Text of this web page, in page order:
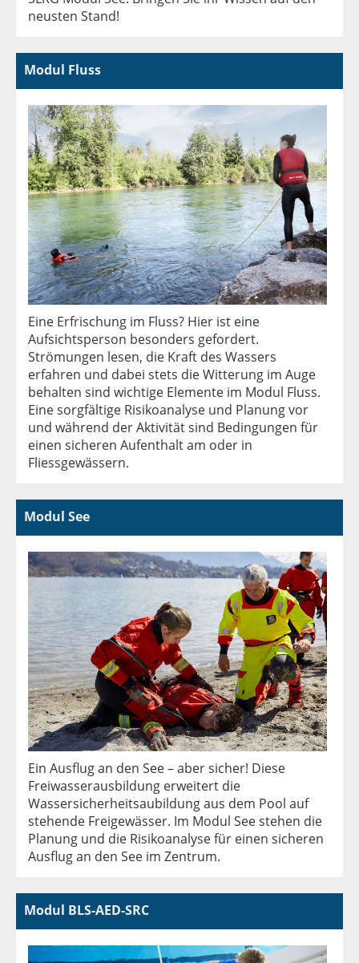
neusten Stand!
Modul Fluss
Eine Erfrischung im Fluss? Hier ist eine
Aufsichtsperson besonders gefordert.
Strömungen lesen, die Kraft des Wassers
erfahren und dabei stets die Witterung im Auge
behalten sind wichtige Elemente im Modul Fluss.
Eine sorgfältige Risikoanalyse und Planung vor
und während der Aktivität sind Bedingungen für
einen sicheren Aufenthalt am oder in
Fliessgewässern.
Modul See
Ein Ausflug an den See – aber sicher! Diese
Freiwasserausbildung erweitert die
Wassersicherheitsaubildung aus dem Pool auf
stehende Freigewässer. Im Modul See stehen die
Planung und die Risikoanalyse für einen sicheren
Ausflug an den See im Zentrum.
Modul BLS-AED-SRC